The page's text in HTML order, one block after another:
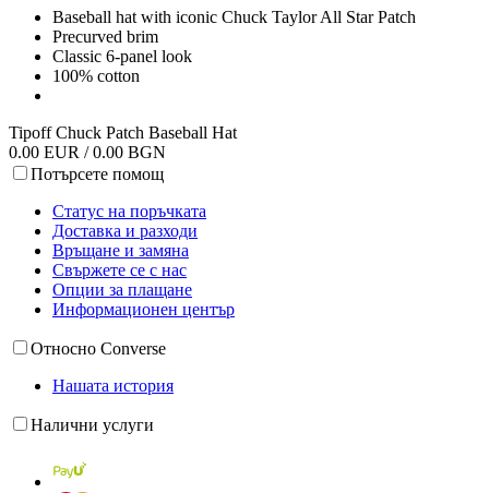
Baseball hat with iconic Chuck Taylor All Star Patch
Precurved brim
Classic 6-panel look
100% cotton
Tipoff Chuck Patch Baseball Hat
0.00 EUR / 0.00 BGN
Потърсете помощ
Статус на поръчката
Доставка и разходи
Връщане и замяна
Свържете се с нас
Опции за плащане
Информационен център
Относно Converse
Нашата история
Налични услуги